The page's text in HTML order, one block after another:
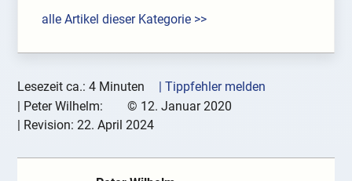
alle Artikel dieser Kategorie >>
Lesezeit ca.: 4 Minuten
| Tippfehler melden
Peter Wilhelm: © 12. Januar 2020
| Revision:22. April 2024